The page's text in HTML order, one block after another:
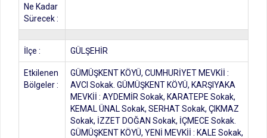
Ne Kadar
Sürecek :
İlçe : GÜLŞEHİR
Etkilenen
Bölgeler :
GÜMÜŞKENT KÖYÜ, CUMHURİYET MEVKİİ :
AVCI Sokak. GÜMÜŞKENT KÖYÜ, KARŞIYAKA
MEVKİİ : AYDEMİR Sokak, KARATEPE Sokak,
KEMAL ÜNAL Sokak, SERHAT Sokak, ÇIKMAZ
Sokak, İZZET DOĞAN Sokak, İÇMECE Sokak.
GÜMÜŞKENT KÖYÜ, YENİ MEVKİİ : KALE Sokak,